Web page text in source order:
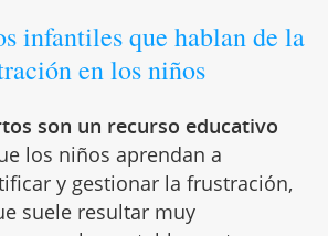
infantiles que hablan de la
en los niños
son un recurso educativo
los niños aprendan a
y gestionar la frustración,
suele resultar muy